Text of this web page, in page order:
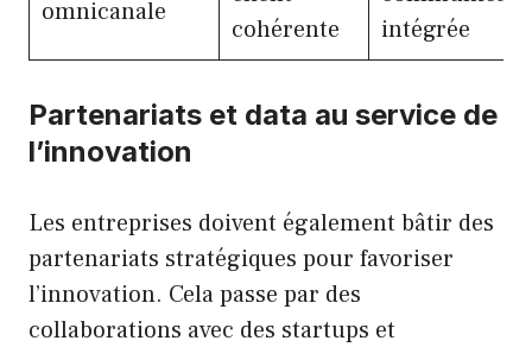
omnicanale
cohérente
intégrée
Partenariats et data au service de
l’innovation
Les entreprises doivent également bâtir des
partenariats stratégiques pour favoriser
l’innovation. Cela passe par des
collaborations avec des startups et